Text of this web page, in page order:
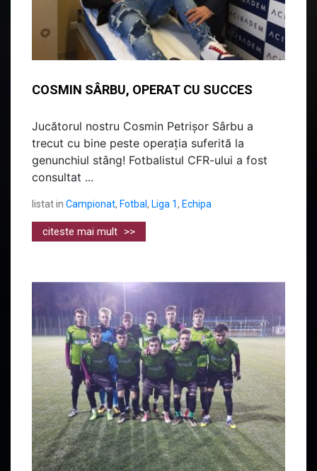
COSMIN SÂRBU, OPERAT CU SUCCES
Jucătorul nostru Cosmin Petrișor Sârbu a
trecut cu bine peste operația suferită la
genunchiul stâng! Fotbalistul CFR-ului a fost
consultat ...
listat in Campionat, Fotbal , Liga 1, Echipa
citeste mai mult >>